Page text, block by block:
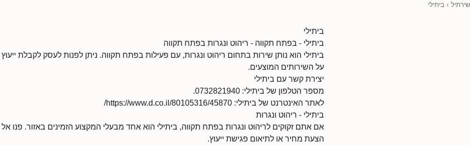
שירתיל › ביתילי
ביתילי
ביתילי - בפתח תקווה - ריהוט ונגרות בפתח תקווה
ביתילי הוא נותן שירות בתחום ריהוט ונגרות, עם פעילות בפתח תקווה. ניתן לפנות לעסק לקבלת
על השירותים המוצעים.
יצירת קשר עם ביתילי
מספר הטלפון של ביתילי: 0732821940.
לאתר האינטרנט של ביתילי: https://www.d.co.il/80105316/45870/
ביתילי - ריהוט ונגרות
אם אתם זקוקים לריהוט ונגרות בפתח תקווה, ביתילי הוא אחד מבעלי המקצוע הזמינים באזור. פנו
הצעת מחיר או לתיאום פגישת ייעוץ.